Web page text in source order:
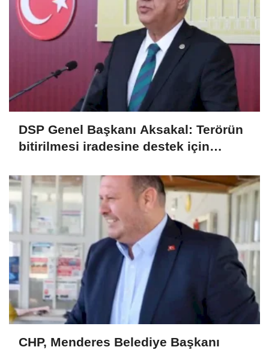
DSP Genel Başkanı Aksakal: Terörün
bitirilmesi iradesine destek için
CHP, Menderes Belediye Başkanı